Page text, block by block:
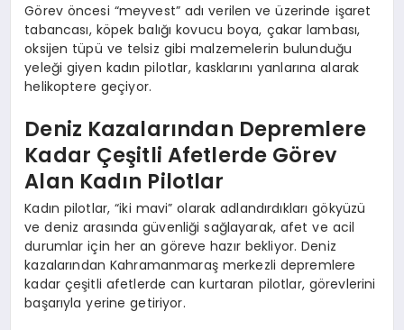
Görev öncesi “meyvest” adı verilen ve üzerinde işaret
tabancası, köpek balığı kovucu boya, çakar lambası,
oksijen tüpü ve telsiz gibi malzemelerin bulunduğu
yeleği giyen kadın pilotlar, kasklarını yanlarına alarak
helikoptere geçiyor.
Deniz Kazalarından Depremlere
Kadar Çeşitli Afetlerde Görev
Alan Kadın Pilotlar
Kadın pilotlar, “iki mavi” olarak adlandırdıkları gökyüzü
ve deniz arasında güvenliği sağlayarak, afet ve acil
durumlar için her an göreve hazır bekliyor. Deniz
kazalarından Kahramanmaraş merkezli depremlere
kadar çeşitli afetlerde can kurtaran pilotlar, görevlerini
başarıyla yerine getiriyor.